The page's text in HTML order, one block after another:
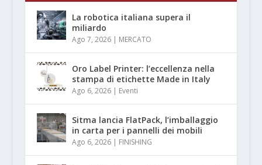
La robotica italiana supera il
miliardo
Ago 7, 2026| MERCATO
Oro Label Printer: l’eccellenza nella
stampa di etichette Made in Italy
Ago 6, 2026| Eventi
Sitma lancia FlatPack, l’imballaggio
in carta per i pannelli dei mobili
Ago 6, 2026| FINISHING